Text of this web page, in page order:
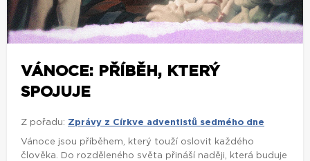
VÁNOCE: PŘÍBĚH, KTERÝ
SPOJUJE
Z pořadu: Zprávy z Církve adventistů sedmého dne
Vánoce jsou příběhem, který touží oslovit každého
člověka. Do rozděleného světa přináší naději, která buduje